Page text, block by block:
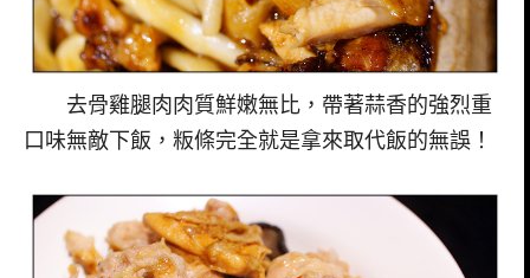
去骨雞腿肉肉質鮮嫩無比，帶著蒜香的強烈重
口味無敵下飯，粄條完全就是拿來取代飯的無誤！